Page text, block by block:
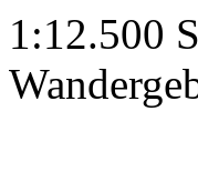
1:12.500